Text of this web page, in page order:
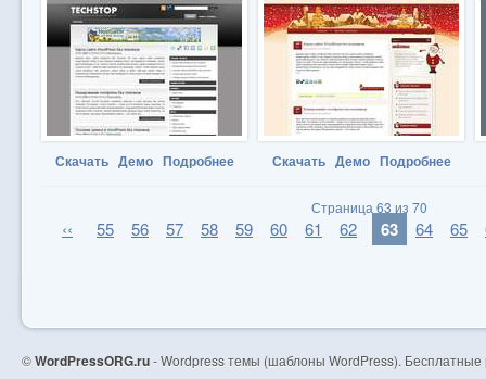
Скачать Демо Подробнее Скачать Демо Подробнее
Страница 63 из 70
‹‹ 55 56 57 58 59 60 61 62 63 64 65
©WordPressORG.ru- Wordpress темы (шаблоны WordPress).